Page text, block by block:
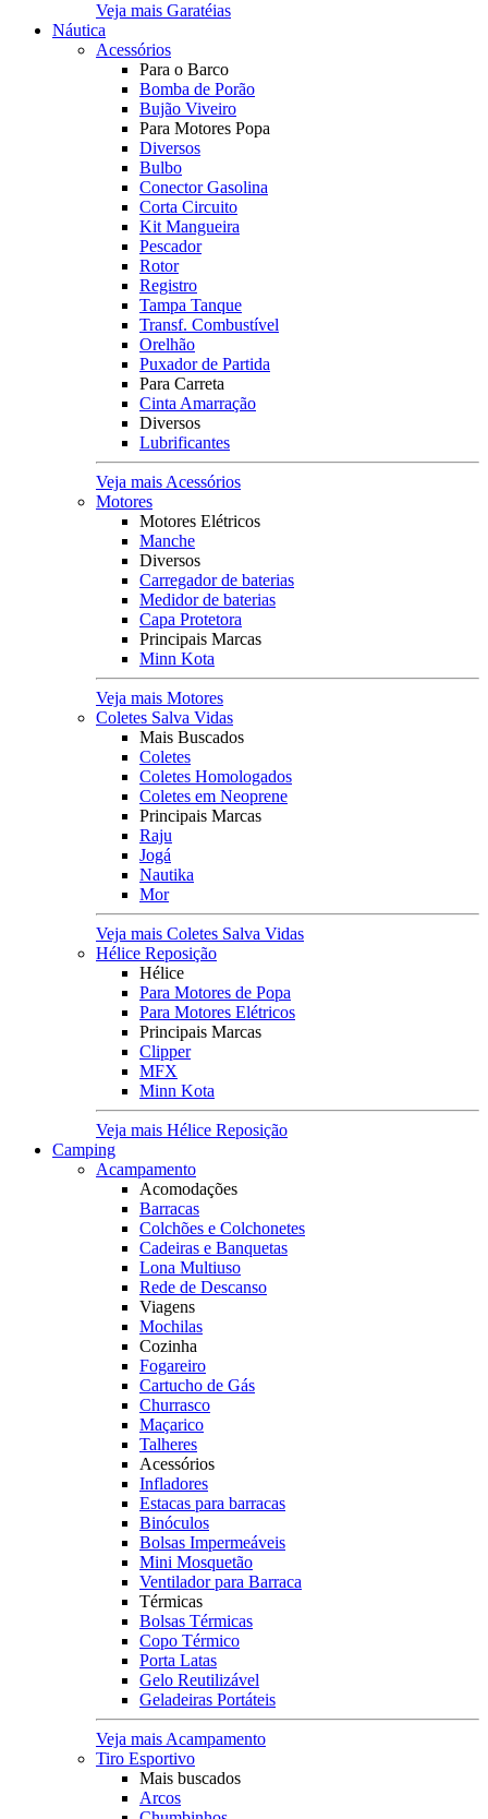
Veja mais Garatéias
Náutica
Acessórios
Para o Barco
Bomba de Porão
Bujão Viveiro
Para Motores Popa
Diversos
Bulbo
Conector Gasolina
Corta Circuito
Kit Mangueira
Pescador
Rotor
Registro
Tampa Tanque
Transf. Combustível
Orelhão
Puxador de Partida
Para Carreta
Cinta Amarração
Diversos
Lubrificantes
Veja mais Acessórios
Motores
Motores Elétricos
Manche
Diversos
Carregador de baterias
Medidor de baterias
Capa Protetora
Principais Marcas
Minn Kota
Veja mais Motores
Coletes Salva Vidas
Mais Buscados
Coletes
Coletes Homologados
Coletes em Neoprene
Principais Marcas
Raju
Jogá
Nautika
Mor
Veja mais Coletes Salva Vidas
Hélice Reposição
Hélice
Para Motores de Popa
Para Motores Elétricos
Principais Marcas
Clipper
MFX
Minn Kota
Veja mais Hélice Reposição
Camping
Acampamento
Acomodações
Barracas
Colchões e Colchonetes
Cadeiras e Banquetas
Lona Multiuso
Rede de Descanso
Viagens
Mochilas
Cozinha
Fogareiro
Cartucho de Gás
Churrasco
Maçarico
Talheres
Acessórios
Infladores
Estacas para barracas
Binóculos
Bolsas Impermeáveis
Mini Mosquetão
Ventilador para Barraca
Térmicas
Bolsas Térmicas
Copo Térmico
Porta Latas
Gelo Reutilizável
Geladeiras Portáteis
Veja mais Acampamento
Tiro Esportivo
Mais buscados
Arcos